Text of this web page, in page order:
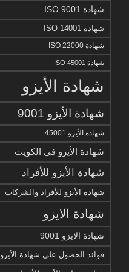
شهادة ISO 9001
شهادة ISO 14001
شهادة ISO 22000
شهادة ISO 45001
شهادة الأيزو
شهادة الأيزو 9001
شهادة الأيزو 45001
شهادة الأيزو في الكويت
شهادة الأيزو للأفراد
شهادة الأيزو للأفراد والشركات
شهادة الايزو
شهادة الايزو 9001
فوائد الحصول على شهادة الأيزو